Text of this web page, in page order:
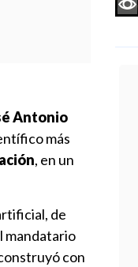
Antonio
más
, en un
de
mandatario
con